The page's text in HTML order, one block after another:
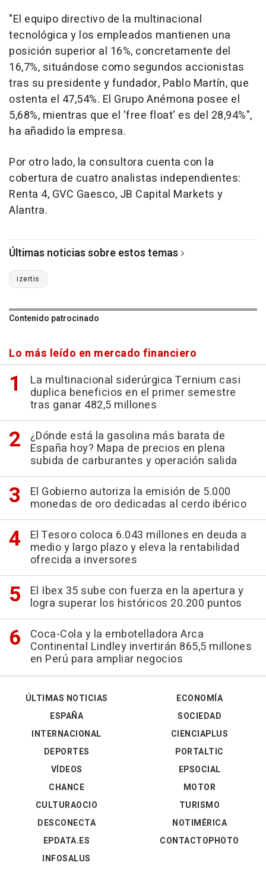
"El equipo directivo de la multinacional
tecnológica y los empleados mantienen una
posición superior al 16%, concretamente del
16,7%, situándose como segundos accionistas
tras su presidente y fundador, Pablo Martín, que
ostenta el 47,54%. El Grupo Anémona posee el
5,68%, mientras que el 'free float' es del 28,94%",
ha añadido la empresa.
Por otro lado, la consultora cuenta con la
cobertura de cuatro analistas independientes:
Renta 4, GVC Gaesco, JB Capital Markets y
Alantra.
Últimas noticias sobre estos temas
izertis
Contenido patrocinado
Lo más leído en mercado financiero
La multinacional siderúrgica Ternium casi
duplica beneficios en el primer semestre
tras ganar 482,5 millones
¿Dónde está la gasolina más barata de
España hoy? Mapa de precios en plena
subida de carburantes y operación salida
El Gobierno autoriza la emisión de 5.000
monedas de oro dedicadas al cerdo ibérico
El Tesoro coloca 6.043 millones en deuda a
medio y largo plazo y eleva la rentabilidad
ofrecida a inversores
El Ibex 35 sube con fuerza en la apertura y
logra superar los históricos 20.200 puntos
Coca-Cola y la embotelladora Arca
Continental Lindley invertirán 865,5 millones
en Perú para ampliar negocios
ÚLTIMAS NOTICIAS
ESPAÑA
INTERNACIONAL
DEPORTES
VÍDEOS
ECONOMÍA
SOCIEDAD
CIENCIAPLUS
PORTALTIC
EPSOCIAL
CHANCE
CULTURAOCIO
DESCONECTA
EPDATA.ES
INFOSALUS
MOTOR
TURISMO
NOTIMÉRICA
CONTACTOPHOTO